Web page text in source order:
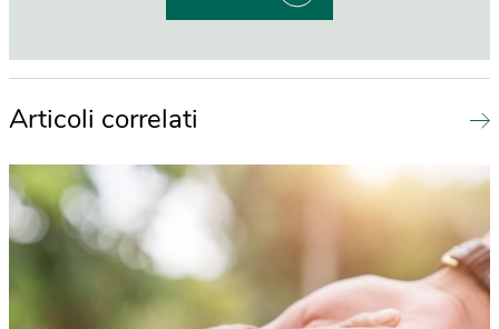
Articoli correlati